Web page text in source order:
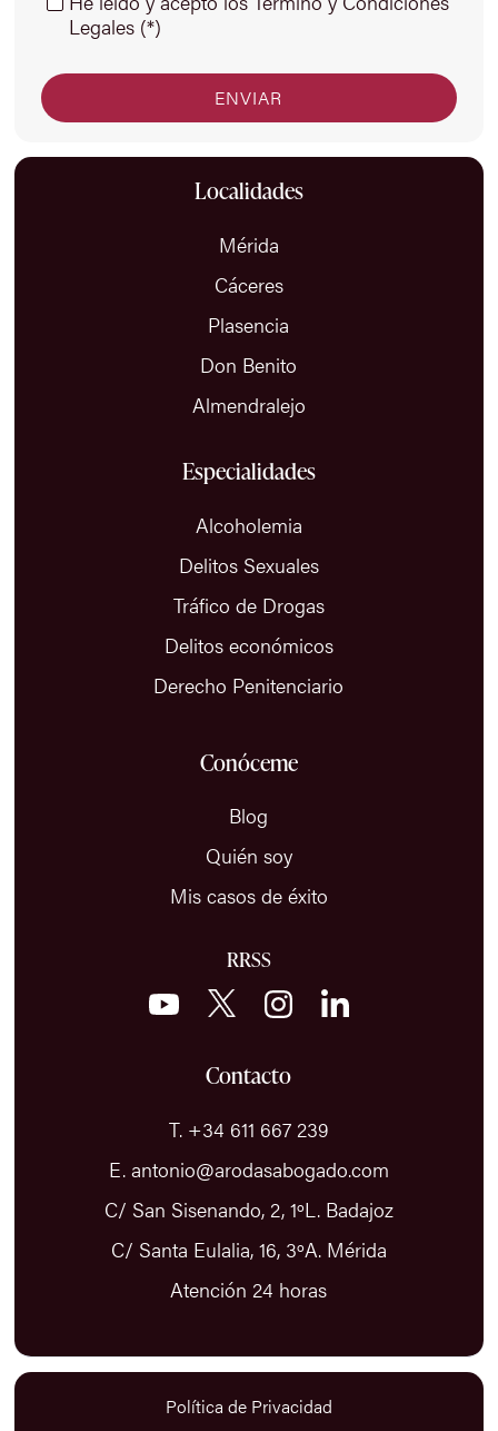
Legales (*)
Localidades
Mérida
Cáceres
Plasencia
Don Benito
Almendralejo
Especialidades
Alcoholemia
Delitos Sexuales
Tráfico de Drogas
Delitos económicos
Derecho Penitenciario
Conóceme
Blog
Quién soy
Mis casos de éxito
RRSS
Contacto
T. +34 611 667 239
E. antonio@arodasabogado.com
C/ San Sisenando, 2, 1ºL. Badajoz
C/ Santa Eulalia, 16, 3ºA. Mérida
Atención 24 horas
Política de Privacidad